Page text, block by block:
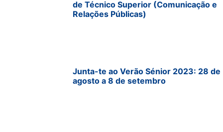
de Técnico Superior (Comunicação e
Relações Públicas)
Junta-te ao Verão Sénior 2023: 28 de
agosto a 8 de setembro